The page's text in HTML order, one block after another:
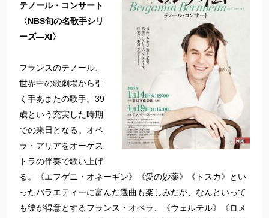
テノール・コンサート
〈NBS旬の名歌手シリ
ーズ―XI〉
フランスのテノール、
世界中の歌劇場から引
く手あまたの歌手。39
歳という充実した時期
での来日となる。オペ
ラ・アリアをオーケス
トラの伴奏で歌い上げ
る。《エフゲニ・オネーギン》《愛の妙薬》《トスカ》とい
ったバラエティーに富んだ選曲も楽しみだが、なんといって
も彼が得意とするフランス・オペラ、《ウェルテル》《ロメ